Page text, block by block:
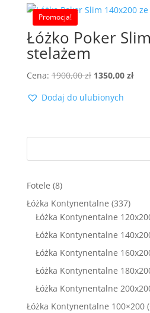
Promocja!
Łóżko Poker
stelażem
Cena: 1900,00zł Pierwotna
wynosiła:
1350,00 zł
Dodaj do ulubionych
Fotele 88
produktów
Łóżka Kontynentalne 337337
Łóżka Kontynentalne
Łóżka Kontynentalne
Łóżka Kontynentalne
Łóżka Kontynentalne
Łóżka Kontynentalne
Łóżka Kontynentalne 100×200